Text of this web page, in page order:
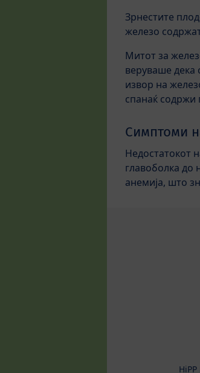
Зрнестите
железо содржат
Митот за
веруваше дека
извор на
спанаќ
Симптоми
Недостатокот
главоболка до
анемија, што